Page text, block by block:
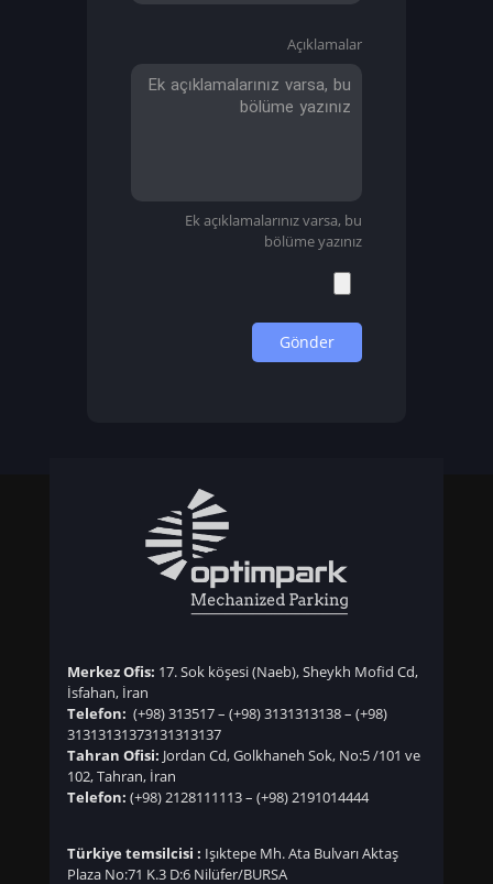
Açıklamalar
Ek açıklamalarınız varsa, bu
bölüme yazınız
Merkez Ofis: 17. Sok köşesi (Naeb), Sheykh Mofid Cd,
İsfahan, İran
Telefon: (+98) 313517– (+98) 3131313138– (+98)
31313131373131313137
Tahran Ofisi: Jordan Cd, Golkhaneh Sok, No:5 /101 ve
102, Tahran, İran
Telefon: (+98) 2128111113– (+98) 2191014444
Türkiye temsilcisi : Işıktepe Mh. Ata Bulvarı Aktaş
Plaza No:71 K.3 D:6 Nilüfer/BURSA